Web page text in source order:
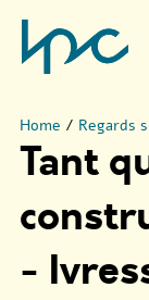
Home / Regards
Tant
-